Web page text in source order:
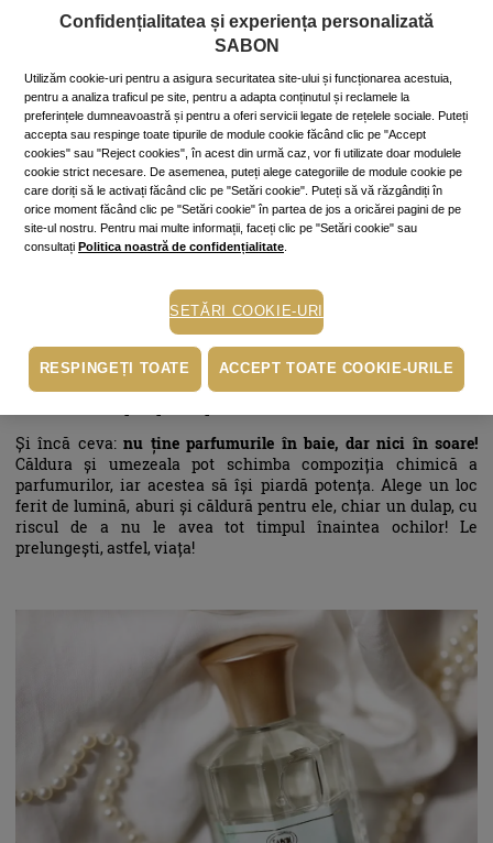
fiecare adiere de vânt sau de fiecare dată când vei întoarce
capul pe parcursul zilei,
părul tău
va răspândi în jur notele
parfumului aplicat dimineață!
Un alt truc estesă-ți parfumezi peria de păr. Astfel, la fiecare
folosire, parfumul se va răspândi uniform și delicat în tot părul!
Aplică parfum și pedecolteu! Datorită căldurii corpului, aroma
va persista întreaga zi.
Ideal este să aplici parfumul în zonele fierbinți, de puls, cum ar fi
încheieturile mâinilor, gâtul, spatele urechilor, decolteul și
articulațiile coatelor și a genunchilor.
Și, de ce nu, când te pregătești să mergi la plajă
un puf din parfumul tău preferat pe prosopul de plajă și chiar și
Poartă în poșetă o variantă mini sau travel size aparfumului
preferat
și poți reaplica peste zi, de fiecare dată când simți
Și încă ceva:nu ține parfumurile în baie, dar nici în soare!
Căldura și umezeala pot schimba compoziția chimică a
parfumurilor, iar acestea să își piardă potența. Alege un loc
ferit de lumină, aburi și căldură pentru ele, chiar un dulap, cu
riscul de a nu le avea tot timpul înaintea ochilor! Le
prelungești, astfel, viața!
Confidențialitatea și experiența personalizată
SABON
Utilizăm cookie-uri pentru a asigura securitatea site-ului și funcționarea acestuia,
pentru a analiza traficul pe site, pentru a adapta conținutul și reclamele la
preferințele dumneavoastră și pentru a oferi servicii legate de rețelele sociale. Puteți
accepta sau respinge toate tipurile de module cookie făcând clic pe "Accept
cookies" sau "Reject cookies", în acest din urmă caz, vor fi utilizate doar modulele
cookie strict necesare. De asemenea, puteți alege categoriile de module cookie pe
care doriți să le activați făcând clic pe "Setări cookie". Puteți să vă răzgândiți în
orice moment făcând clic pe "Setări cookie" în partea de jos a oricărei pagini de pe
site-ul nostru. Pentru mai multe informații, faceți clic pe "Setări cookie" sau
consultați Politica noastră de confidențialitate
SETĂRI COOKIE-URI
RESPINGEȚI TOATE ACCEPT TOATE COOKIE-URILE